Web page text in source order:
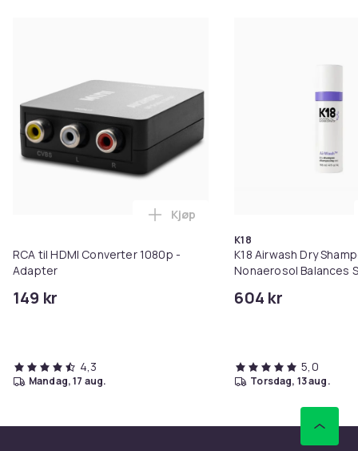
RCA til HDMI Converter 1080p -
Adapter
149 kr
Legg RCA til HDMI Converter
Kjøp
4,3
mandag, 17 aug.
K18
K18 Airwash Dry
Nonaerosol Balances
604 kr
5,0
torsdag, 13 aug.